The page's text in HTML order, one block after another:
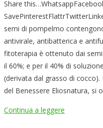
Share
semi di pompelmo
antivirale, antibatterica e
fitoterapia è ottenuto dai
il 60%; e per il 40% di
(derivata dal grasso di
del Benessere Eliosnatura, si
Continua a leggere